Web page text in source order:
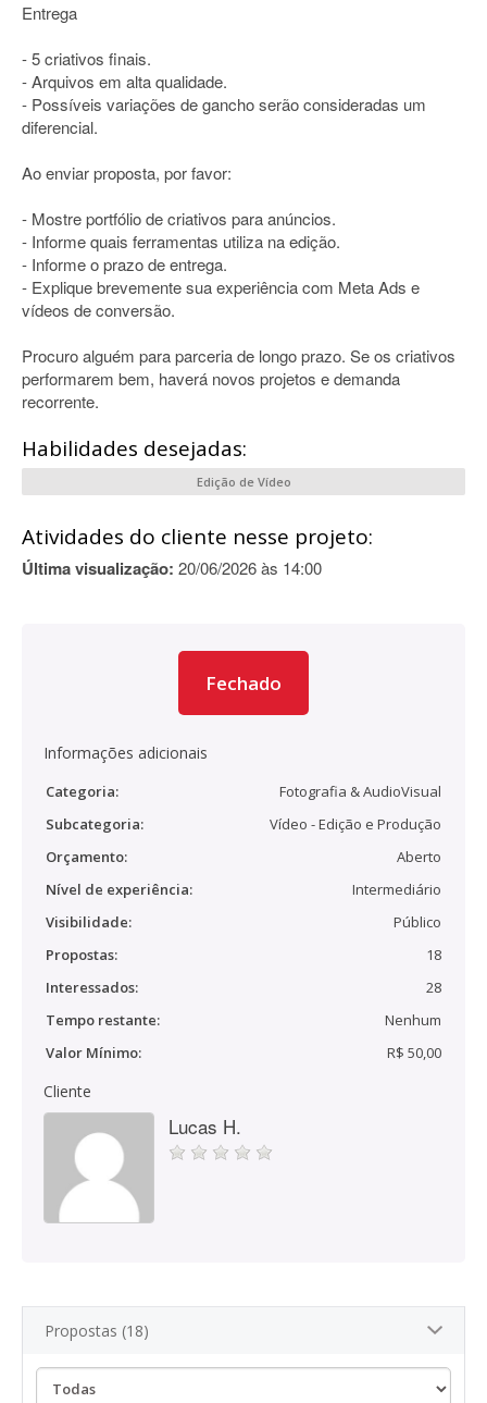
Entrega
- 5 criativos finais.
- Arquivos em alta qualidade.
- Possíveis variações de gancho serão consideradas um
diferencial.
Ao enviar proposta, por favor:
- Mostre portfólio de criativos para anúncios.
- Informe quais ferramentas utiliza na edição.
- Informe o prazo de entrega.
- Explique brevemente sua experiência com Meta Ads e
vídeos de conversão.
Procuro alguém para parceria de longo prazo. Se os criativos
performarem bem, haverá novos projetos e demanda
recorrente.
Habilidades desejadas:
Edição de Vídeo
Atividades do cliente nesse projeto:
Última visualização: 20/06/2026 às 14:00
Fechado
Informações adicionais
Categoria:
Fotografia & AudioVisual
Subcategoria:
Vídeo - Edição e Produção
Orçamento:
Aberto
Nível de experiência:
Intermediário
Visibilidade:
Público
Propostas:
18
Interessados:
28
Tempo restante:
Nenhum
Valor Mínimo:
R$ 50,00
Cliente
Lucas H.
Propostas (18)